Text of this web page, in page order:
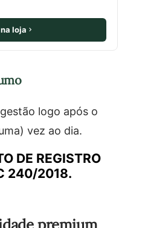
loja
logo após o
vez ao dia.
DE REGISTRO
240/2018.